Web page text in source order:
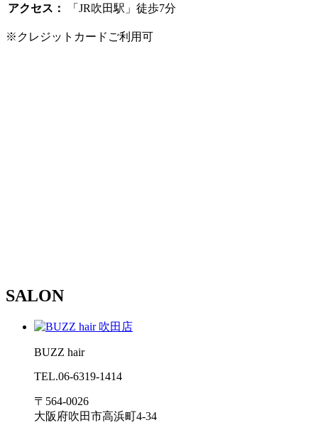
アクセス：
「JR吹田駅」徒歩7分
※クレジットカードご利用可
SALON
BUZZ hair
TEL.06-6319-1414
〒564-0026
大阪府吹田市高浜町4-34